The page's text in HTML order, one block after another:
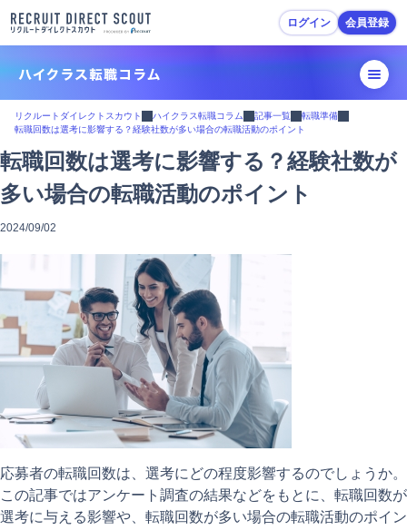
ログイン 会員登録
転職活動ガイド
転職準備
履歴書・職務経歴書作成
面接対策
内定・退職準備
転職活動Tips
注目記事
リクルートダイレクトスカウト ハイクラス転職コラム 記事一覧
転職準備
転職回数は選考に影響する？経験社数が多い場合の転職活動のポイント
転職回数は選考に影響する？経験社数が
多い場合の転職活動のポイント
2024/09/02
応募者の転職回数は、選考にどの程度影響するのでしょうか。
この記事ではアンケート調査の結果などをもとに、転職回数が
選考に与える影響や、転職回数が多い場合の転職活動のポイン